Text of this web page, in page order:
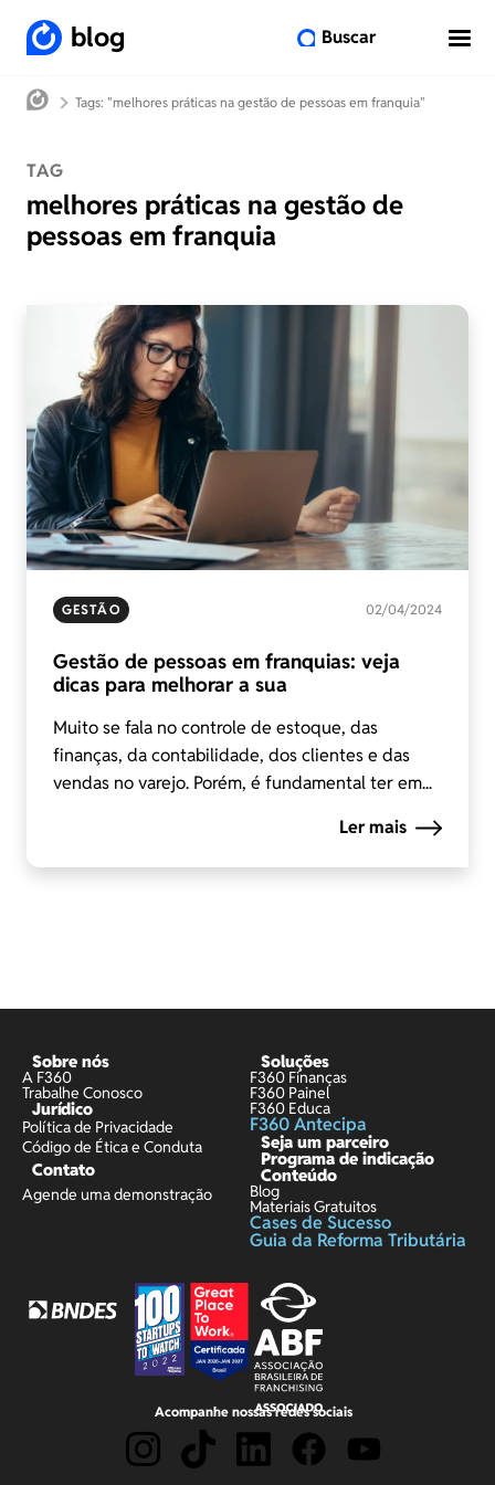
blog Buscar
Tags: "melhores práticas na gestão de pessoas em franquia"
TAG
melhores práticas na gestão de
pessoas em franquia
GESTÃO 02/04/2024
Gestão de pessoas em franquias: veja
dicas para melhorar a sua
Muito se fala no controle de estoque, das
finanças, da contabilidade, dos clientes e das
vendas no varejo. Porém, é fundamental ter em...
Ler mais
Sobre nós
A F360
Trabalhe Conosco
Jurídico
Política de Privacidade
Código de Ética e Conduta
Contato
Agende uma demonstração
Soluções
F360 Finanças
F360 Painel
F360 Educa
F360 Antecipa
Seja um parceiro
Programa de indicação
Conteúdo
Blog
Materiais Gratuitos
Cases de Sucesso
Guia da Reforma Tributária
Acompanhe nossas redes sociais